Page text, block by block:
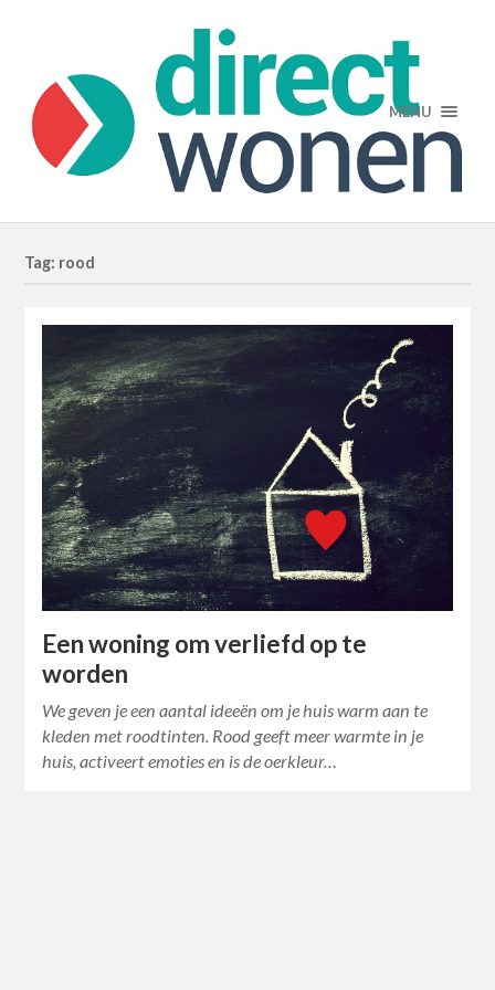
MENU
Tag: rood
Een woning om verliefd op te
worden
We geven je een aantal ideeën om je huis warm aan te
kleden met roodtinten. Rood geeft meer warmte in je
huis, activeert emoties en is de oerkleur…